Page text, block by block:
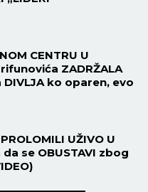
CENTRU U
ZADRŽALA
ko oparen, evo
UŽIVO U
se OBUSTAVI zbog